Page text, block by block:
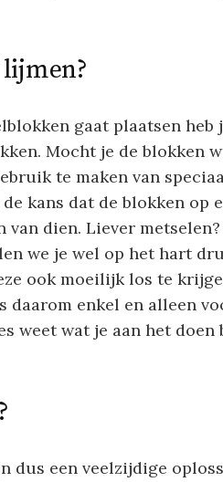
gaat plaatsen
Mocht je de blokken
te maken van
kans dat de blokken op
van dien. Liever
we je wel op het hart
ook moeilijk los te
daarom enkel en alleen
weet wat je aan het doen
dus een veelzijdige